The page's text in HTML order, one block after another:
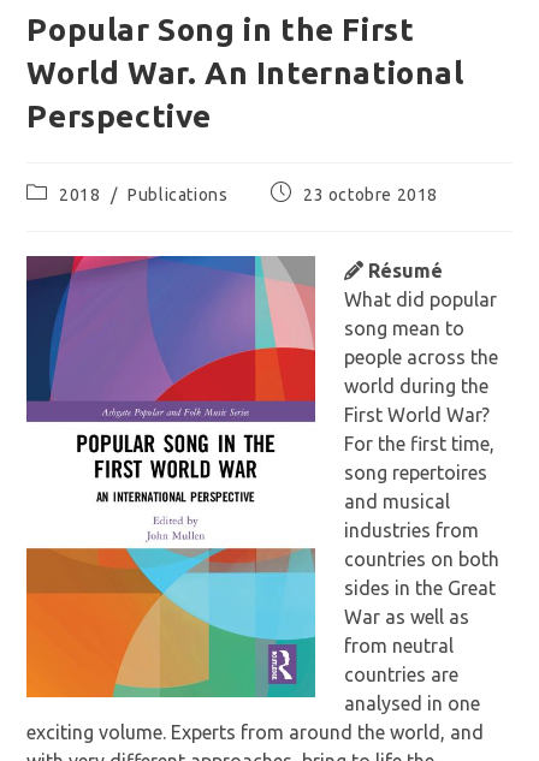
Popular Song in the First
World War. An International
Perspective
Post2018 / Publications
Publication
23 octobre 2018
Résumé
What did popular
song mean to
people across the
world during the
First World War?
For the first time,
song repertoires
and musical
industries from
countries on both
sides in the Great
War as well as
from neutral
countries are
analysed in one
exciting volume. Experts from around the world, and